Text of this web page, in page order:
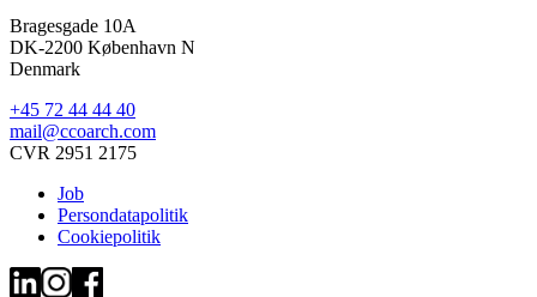
Bragesgade 10A
DK-2200 København N
Denmark
+45 72 44 44 40
mail@ccoarch.com
CVR 2951 2175
Job
Persondatapolitik
Cookiepolitik